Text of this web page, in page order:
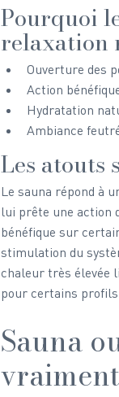
Pourquoi
relaxation
Ouverture des
Action
Hydratation
Ambiance
Les atouts
Le sauna répond à
lui prête une action
bénéfique sur
stimulation du
chaleur très élevée
pour certains
Sauna